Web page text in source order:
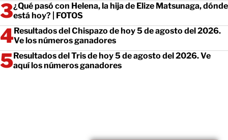
¿Qué pasó con Helena, la hija de Elize Matsunaga, dónde
está hoy? | FOTOS
Resultados del Chispazo de hoy 5 de agosto del 2026.
Ve los números ganadores
Resultados del Tris de hoy 5 de agosto del 2026. Ve
aquí los números ganadores